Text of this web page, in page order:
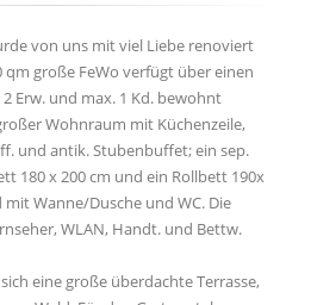
von uns mit viel Liebe renoviert
große FeWo verfügt über einen
Erw. und max. 1 Kd. bewohnt
Wohnraum mit Küchenzeile,
und antik. Stubenbuffet; ein sep.
180 x 200 cm und ein Rollbett 190x
mit Wanne/Dusche und WC. Die
WLAN, Handt. und Bettw.
eine große überdachte Terrasse,